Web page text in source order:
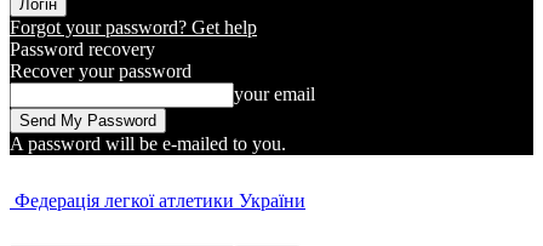
Forgot your password? Get help
Password recovery
Recover your password
your email
A password will be e-mailed to you.
Федерація легкої атлетики України